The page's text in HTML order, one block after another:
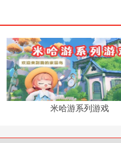
米哈游系列游戏